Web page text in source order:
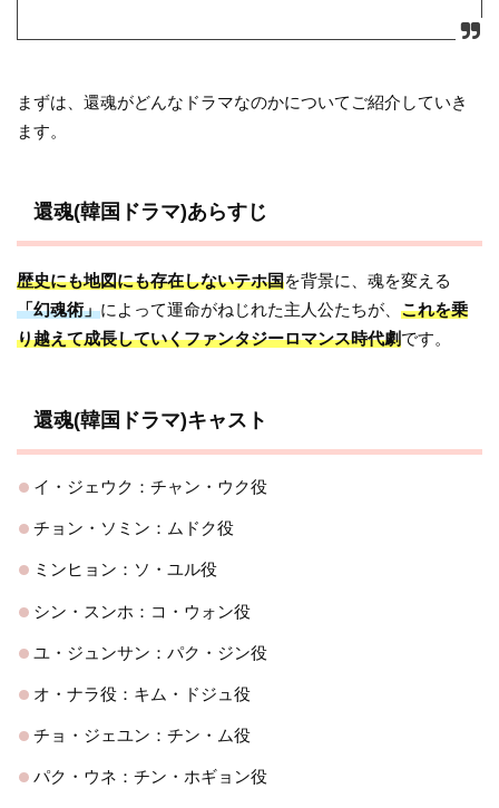
まずは、還魂がどんなドラマなのかについてご紹介していき
ます。
還魂(韓国ドラマ)あらすじ
歴史にも地図にも存在しないテホ国を背景に、魂を変える
「幻魂術」によって運命がねじれた主人公たちが、これを乗
り越えて成長していくファンタジーロマンス時代劇です。
還魂(韓国ドラマ)キャスト
イ・ジェウク：チャン・ウク役
チョン・ソミン：ムドク役
ミンヒョン：ソ・ユル役
シン・スンホ：コ・ウォン役
ユ・ジュンサン：パク・ジン役
オ・ナラ役：キム・ドジュ役
チョ・ジェユン：チン・ム役
パク・ウネ：チン・ホギョン役